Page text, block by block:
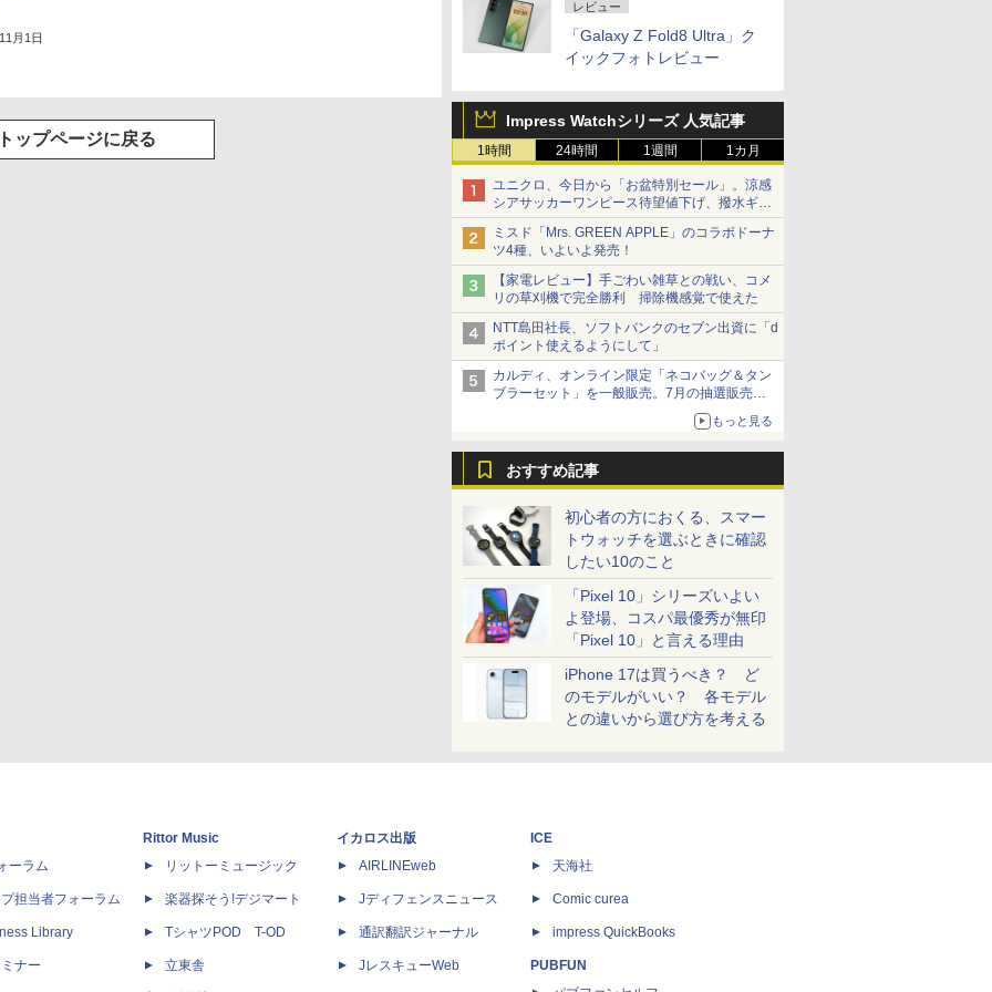
レビュー
「Galaxy Z Fold8 Ultra」ク
イックフォトレビュー
Impress Watchシリーズ 人気記事
1時間 24時間 1週間 1カ月
ユニクロ、今日から「お盆特別セール」。涼感
シアサッカーワンピース待望値下げ、撥水ギア
ショーツは1990円に
ミスド「Mrs. GREEN APPLE」のコラボドーナ
ツ4種、いよいよ発売！
【家電レビュー】手ごわい雑草との戦い、コメ
リの草刈機で完全勝利 掃除機感覚で使えた
NTT島田社長、ソフトバンクのセブン出資に「d
ポイント使えるようにして」
カルディ、オンライン限定「ネコバッグ＆タン
ブラーセット」を一般販売。7月の抽選販売の
もっと見る
おすすめ記事
初心者の方におくる、スマー
トウォッチを選ぶときに確認
したい10のこと
「Pixel 10」シリーズいよい
よ登場、コスパ最優秀が無印
「Pixel 10」と言える理由
iPhone 17は買うべき？ ど
のモデルがいい？ 各モデル
との違いから選び方を考える
月1日
トップページに戻る
ーラム
担当者フォーラム
Library
ナー
Rittor Music
リットーミュージック
楽器探そう!デジマート
TシャツPOD T-OD
立東舎
イカロス出版
AIRLINEweb
Jディフェンスニュース
通訳翻訳ジャーナル
JレスキューWeb
ICE
天海社
Comic curea
impress QuickBooks
PUBFUN